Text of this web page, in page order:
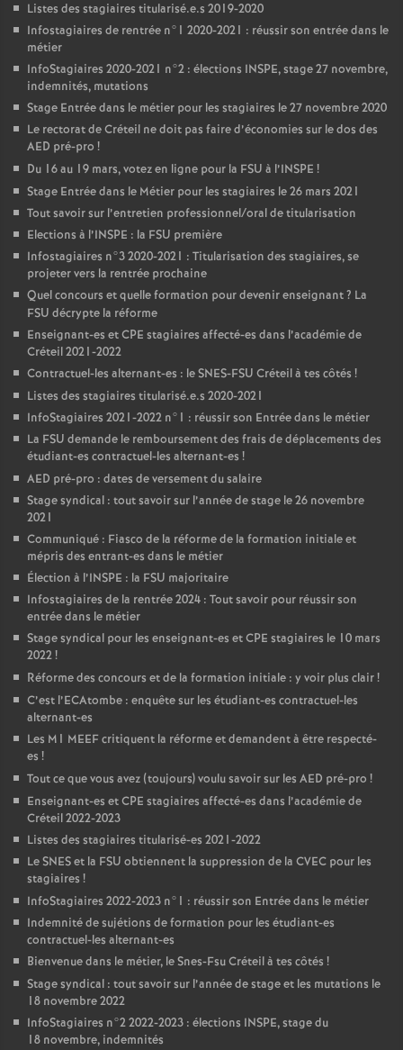
Listes des stagiaires titularisé.e.s 2019-2020
Infostagiaires de rentrée n°1 2020-2021 : réussir son entrée dans le
métier
InfoStagiaires 2020-2021 n°2 : élections INSPE, stage 27 novembre,
indemnités, mutations
Stage Entrée dans le métier pour les stagiaires le 27 novembre 2020
Le rectorat de Créteil ne doit pas faire d’économies sur le dos des
AED pré-pro !
Du 16 au 19 mars, votez en ligne pour la FSU à l’INSPE !
Stage Entrée dans le Métier pour les stagiaires le 26 mars 2021
Tout savoir sur l’entretien professionnel/oral de titularisation
Elections à l’INSPE : la FSU première
Infostagiaires n°3 2020-2021 : Titularisation des stagiaires, se
projeter vers la rentrée prochaine
Quel concours et quelle formation pour devenir enseignant? La
FSU décrypte la réforme
Enseignant-es etCPE stagiaires affecté-es dans l’académie de
Créteil 2021-2022
Contractuel-les alternant-es : leSNES-FSU Créteil à tes côtés !
Listes des stagiaires titularisé.e.s 2020-2021
InfoStagiaires 2021-2022 n°1 : réussir son Entrée dans le métier
La FSU demande le remboursement des frais de déplacements des
étudiant-es contractuel-les alternant-es !
AED pré-pro : dates de versement du salaire
Stage syndical : tout savoir sur l’année de stage le 26 novembre
2021
Communiqué : Fiasco de la réforme de la formation initiale et
mépris des entrant-es dans le métier
Élection à l’INSPE : la FSU majoritaire
Infostagiaires de la rentrée 2024 : Tout savoir pour réussir son
entrée dans le métier
Stage syndical pour les enseignant-es etCPE stagiaires le 10 mars
2022!
Réforme des concours et de la formation initiale : y voir plus clair!
C’est l’ECAtombe : enquête sur les étudiant-es contractuel-les
alternant-es
Les M1 MEEFcritiquent la réforme et demandent à être respecté-
es !
Tout ce que vous avez (toujours) voulu savoir sur les AED pré-pro !
Enseignant-es etCPE stagiaires affecté-es dans l’académie de
Créteil 2022-2023
Listes des stagiaires titularisé-es 2021-2022
LeSNESet la FSU obtiennent la suppression de la CVEC pour les
stagiaires !
InfoStagiaires 2022-2023 n°1 : réussir son Entrée dans le métier
Indemnité de sujétions de formation pour les étudiant-es
contractuel-les alternant-es
Bienvenue dans le métier, le Snes-Fsu Créteil à tes côtés !
Stage syndical : tout savoir sur l’année de stage et les mutations le
18 novembre 2022
InfoStagiaires n°2 2022-2023 : élections INSPE, stage du
18 novembre, indemnités